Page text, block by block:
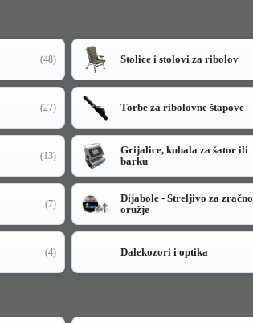
(48) Stolice i stolovi za ribolov
(27) Torbe za ribolovne štapove
(13)
Grijalice, kuhala za šator ili
barku
(7)
Dijabole - Streljivo za zračno
oružje
(4) Dalekozori i optika